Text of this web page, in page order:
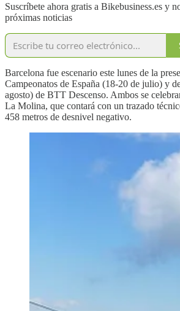
Suscríbete ahora gratis a Bikebusiness.es y
próximas noticias
Barcelona fue escenario este lunes de la
Campeonatos de España (18‑20 de julio) y
agosto) de BTT Descenso. Ambos se
La Molina, que contará con un trazado
458 metros de desnivel negativo.